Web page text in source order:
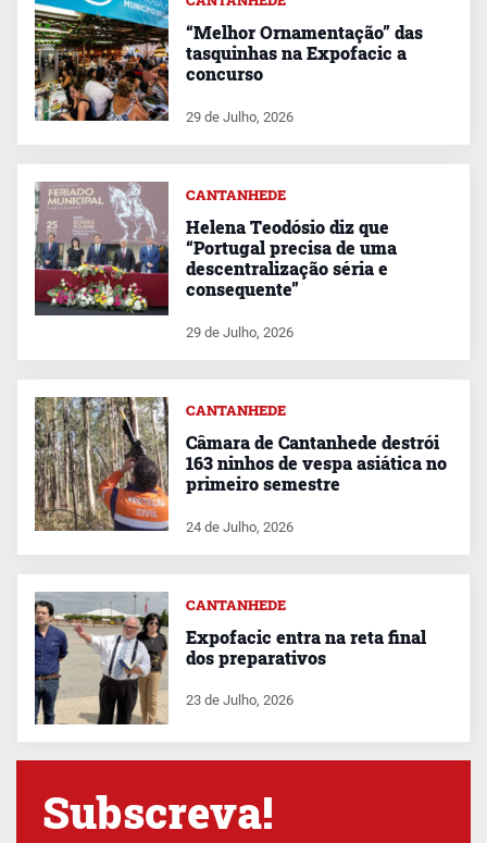
“Melhor Ornamentação” das
tasquinhas na Expofacic a
concurso
29 de Julho, 2026
CANTANHEDE
Helena Teodósio diz que
“Portugal precisa de uma
descentralização séria e
consequente”
29 de Julho, 2026
CANTANHEDE
Câmara de Cantanhede destrói
163 ninhos de vespa asiática no
primeiro semestre
24 de Julho, 2026
CANTANHEDE
Expofacic entra na reta final
dos preparativos
23 de Julho, 2026
Subscreva!